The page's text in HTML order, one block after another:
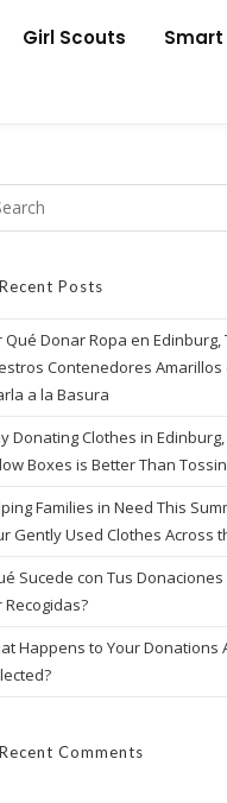
Girl Scouts
Smart
Recent Posts
Qué Donar Ropa en Edinburg,
Contenedores Amarillos
a la Basura
Donating Clothes in
Boxes is Better Than
Families in Need This
Gently Used Clothes Across
Sucede con Tus
Recogidas?
Happens to Your Donations
Recent Comments